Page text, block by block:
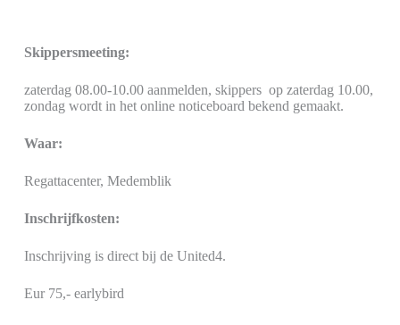
Skippersmeeting:
zaterdag 08.00-10.00 aanmelden, skippers op zaterdag 10.00,
zondag wordt in het online noticeboard bekend gemaakt.
Waar:
Regattacenter, Medemblik
Inschrijfkosten:
Inschrijving is direct bij de United4.
Eur 75,- earlybird